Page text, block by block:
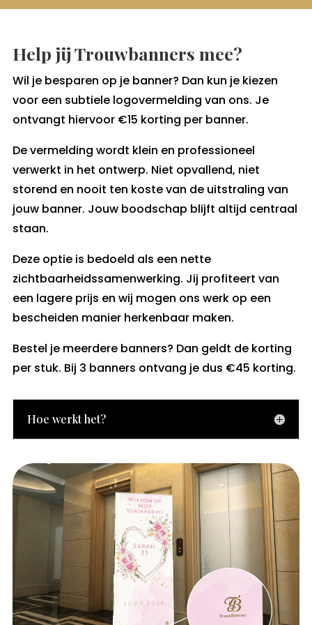
Help jij Trouwbanners mee?
Wil je besparen op je banner? Dan kun je kiezen
voor een subtiele logovermelding van ons. Je
ontvangt hiervoor €15 korting per banner.
De vermelding wordt klein en professioneel
verwerkt in het ontwerp. Niet opvallend, niet
storend en nooit ten koste van de uitstraling van
jouw banner. Jouw boodschap blijft altijd centraal
staan.
Deze optie is bedoeld als een nette
zichtbaarheidssamenwerking. Jij profiteert van
een lagere prijs en wij mogen ons werk op een
bescheiden manier herkenbaar maken.
Bestel je meerdere banners? Dan geldt de korting
per stuk. Bij 3 banners ontvang je dus €45 korting.
Hoe werkt het?